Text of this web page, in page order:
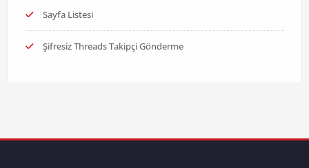
Sayfa Listesi
Şifresiz Threads Takipçi Gönderme